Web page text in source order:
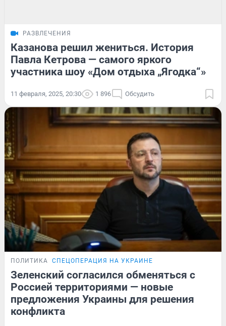
РАЗВЛЕЧЕНИЯ
Казанова решил жениться. История
Павла Кетрова — самого яркого
участника шоу «Дом отдыха „Ягодка“»
11 февраля, 2025, 20:30 1 896 Обсудить
ПОЛИТИКА СПЕЦОПЕРАЦИЯ НА УКРАИНЕ
Зеленский согласился обменяться с
Россией территориями — новые
предложения Украины для решения
конфликта